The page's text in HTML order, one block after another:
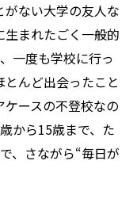
ない大学の友人な
生まれたごく一般的
一度も学校に行っ
んど出会ったこと
ースの不登校なの
から15歳まで、た
、さながら“毎日が